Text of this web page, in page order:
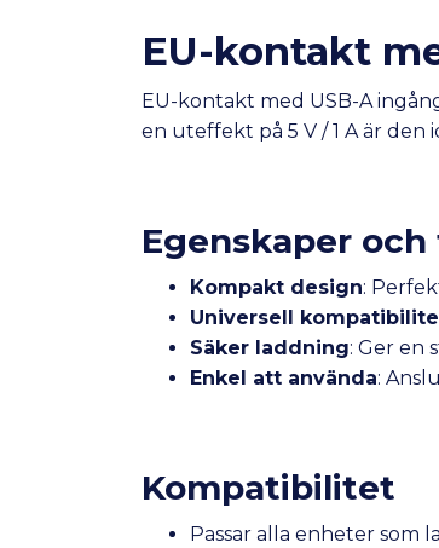
EU-kontakt
EU-kontakt med USB-A
en uteffekt på 5 V / 1 A är
Egenskaper
Kompakt design:
Universell
Säker laddning: Ger en
Enkel att använda:
Kompatibilitet
Passar alla enheter som